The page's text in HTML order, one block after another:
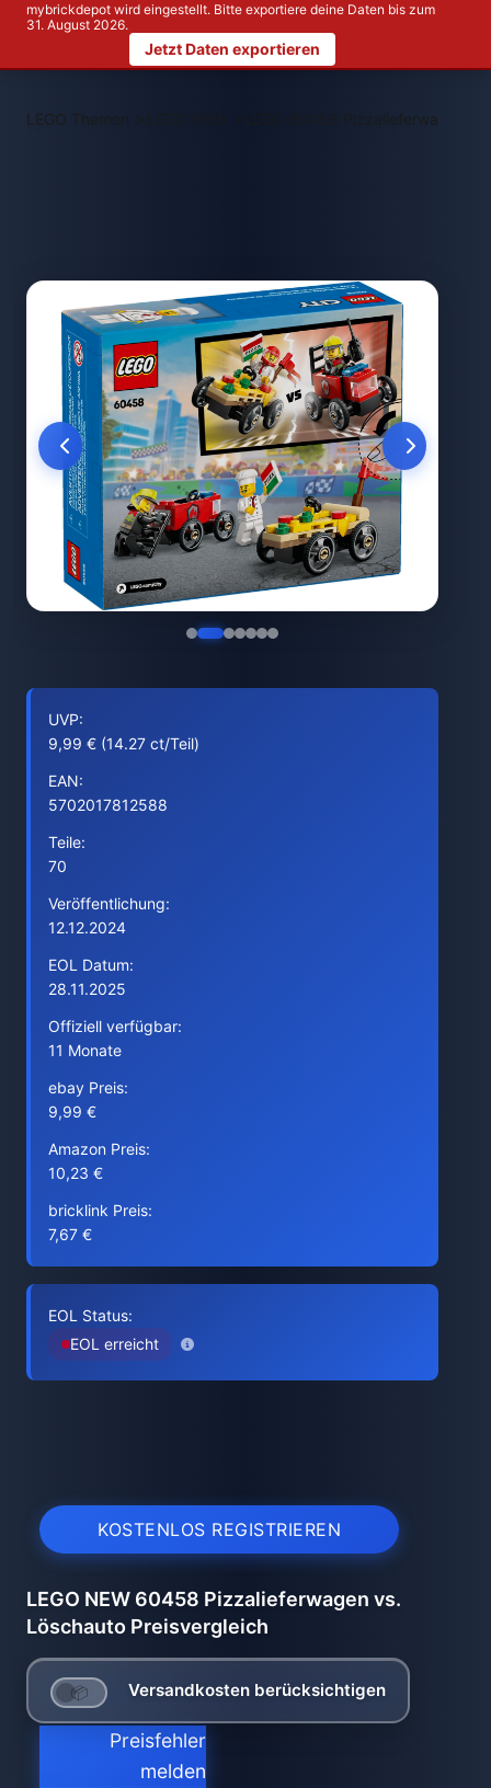
mybrickdepot wird eingestellt. Bitte exportiere deine Daten bis zum
31. August 2026.
Jetzt Daten exportieren
LEGO Themen > LEGO 60458 Pizzalieferwagen
UVP:
9,99 € (14.27 ct/Teil)
EAN:
5702017812588
Teile:
70
Veröffentlichung:
12.12.2024
EOL Datum:
28.11.2025
Offiziell verfügbar:
11 Monate
ebay Preis:
9,99 €
Amazon Preis:
10,23 €
bricklink Preis:
7,67 €
EOL Status:
EOL erreicht
KOSTENLOS REGISTRIEREN
LEGO NEW 60458 Pizzalieferwagen vs.
Löschauto Preisvergleich
Versandkosten berücksichtigen
Preisfehler
melden